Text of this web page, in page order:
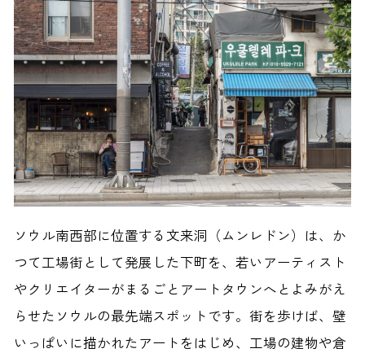
ソウル南西部に位置する文来洞（ムンレドン）は、か
つて工場街として発展した下町を、若いアーティスト
やクリエイターがまるごとアートタウンへとよみがえ
らせたソウルの最先端スポットです。街を歩けば、壁
いっぱいに描かれたアートをはじめ、工場の建物や倉